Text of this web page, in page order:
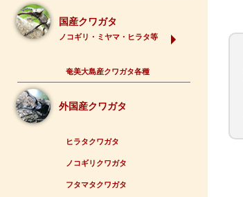
国産クワガタ
ノコギリ・ミヤマ・ヒラタ等
奄美大島産クワガタ各種
外国産クワガタ
ヒラタクワガタ
ノコギリクワガタ
フタマタクワガタ